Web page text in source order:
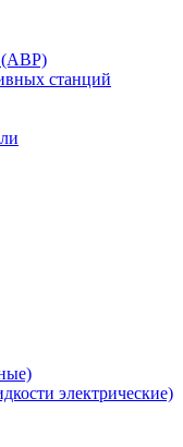
(АВР)
станций
электрические)